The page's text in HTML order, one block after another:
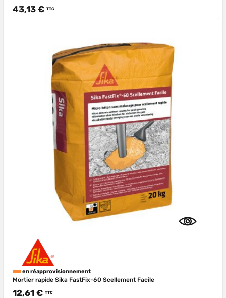
43,13 € TTC
en réapprovisionnement
Mortier rapide Sika FastFix-60 Scellement Facile
12,61 € TTC